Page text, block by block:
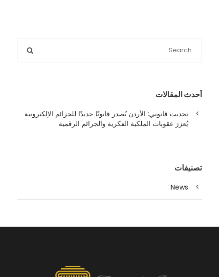
أحدث المقالات
تحديث قانوني: الأردن يُصدر قانونًا جديدًا للجرائم الإلكترونية
يُعزز عقوبات الملكية الفكرية والجرائم الرقمية
تصنيفات
News